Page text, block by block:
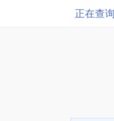
正在查